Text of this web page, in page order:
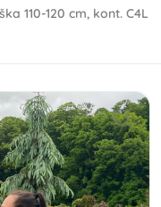
110-120 cm, kont. C4L